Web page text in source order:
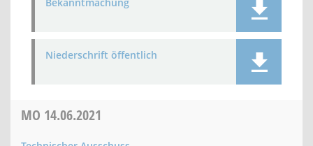
Niederschrift öffentlich
MO 14.06.2021